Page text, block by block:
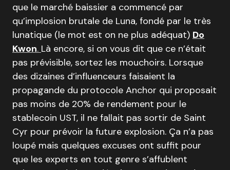
que le marché baissier a commencé par
qu’implosion brutale de Luna, fondé par le très
lunatique (le mot est on ne plus adéquat) Do
Kwon. Là encore, si on vous dit que ce n’était
pas prévisible, sortez les mouchoirs. Lorsque
des dizaines d’influenceurs faisaient la
propagande du protocole Anchor qui proposait
pas moins de 20% de rendement pour le
stablecoin UST, il ne fallait pas sortir de Saint
Cyr pour prévoir la future explosion. Ça n’a pas
loupé mais quelques excuses ont suffit pour
que les experts en tout genre s’affublent